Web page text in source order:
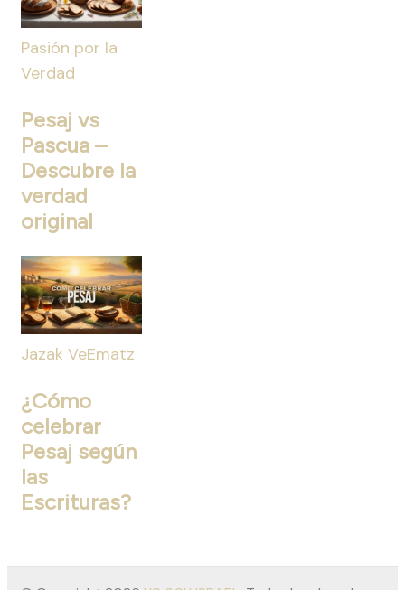
Pasión por la
Verdad
Pesaj vs
Pascua –
Descubre la
verdad
original
Jazak VeEmatz
¿Cómo
celebrar
Pesaj según
las
Escrituras?